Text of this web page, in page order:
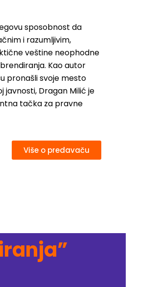
sposobnost da
i razumljivim,
veštine neophodne
Kao autor
pronašli svoje mesto
javnosti, Dragan Milić je
tačka za pravne
Više o predavaču